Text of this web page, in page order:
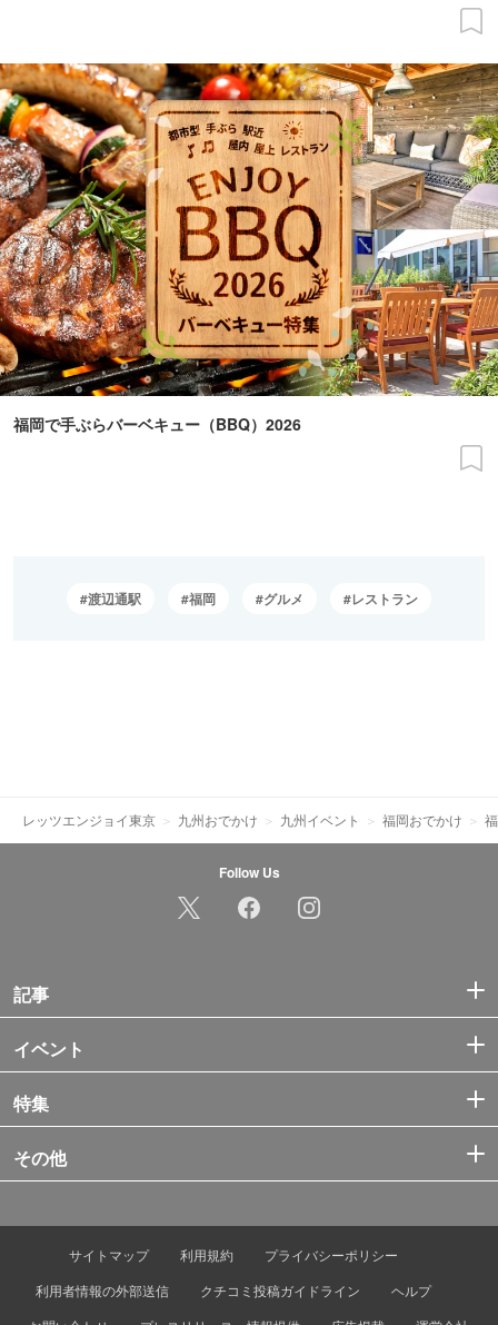
福岡で手ぶらバーベキュー（BBQ）2026
渡辺通駅 福岡 グルメ レストラン
レッツエンジョイ東京 九州おでかけ 九州イベント 福岡おでかけ
Follow Us
記事
イベント
特集
その他
サイトマップ 利用規約
プライバシーポリシー
利用者情報の外部送信
クチコミ投稿ガイドライン
ヘルプ